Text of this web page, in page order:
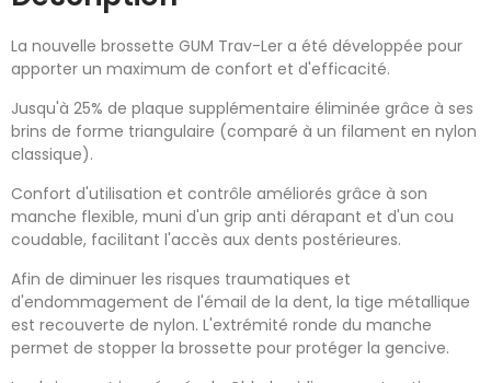
La nouvelle brossette GUM Trav-Ler a été développée pour
apporter un maximum de confort et d'efficacité.
Jusqu'à 25% de plaque supplémentaire éliminée grâce à ses
brins de forme triangulaire (comparé à un filament en nylon
classique).
Confort d'utilisation et contrôle améliorés grâce à son
manche flexible, muni d'un grip anti dérapant et d'un cou
coudable, facilitant l'accès aux dents postérieures.
Afin de diminuer les risques traumatiques et
d'endommagement de l'émail de la dent, la tige métallique
est recouverte de nylon. L'extrémité ronde du manche
permet de stopper la brossette pour protéger la gencive.